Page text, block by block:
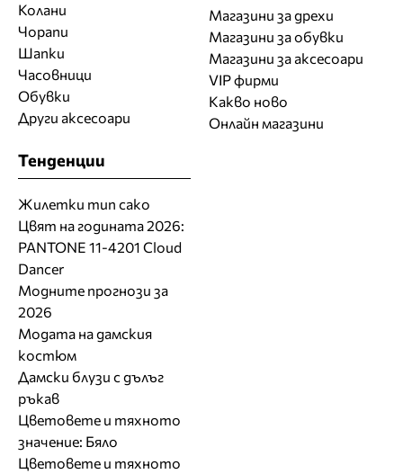
Колани
Чорапи
Шапки
Часовници
Обувки
Други аксесоари
Магазини за дрехи
Магазини за обувки
Магазини за aксесоари
VIP фирми
Какво ново
Онлайн магазини
Тенденции
Жилетки тип сако
Цвят на годината 2026:
PANTONE 11-4201 Cloud
Dancer
Модните прогнози за
2026
Модата на дамския
костюм
Дамски блузи с дълъг
ръкав
Цветовете и тяхното
значение: Бяло
Цветовете и тяхното